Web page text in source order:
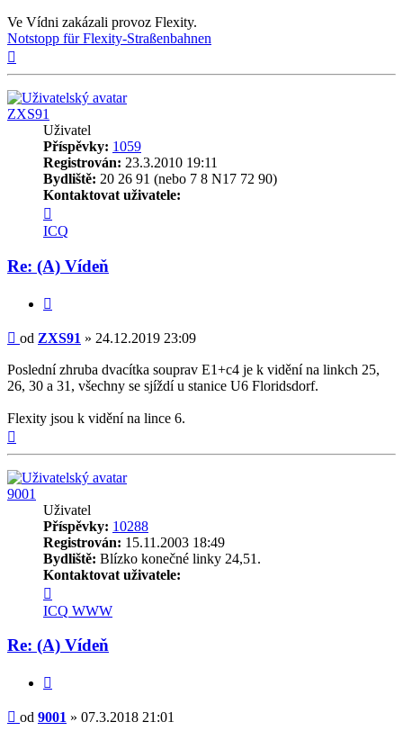
Ve Vídni zakázali provoz Flexity.
Notstopp für Flexity-Straßenbahnen
ZXS91
Uživatel
Příspěvky: 1059
Registrován: 23.3.2010 19:11
Bydliště: 20 26 91 (nebo 7 8 N17 72 90)
Kontaktovat uživatele:
uživatele
ZXS91
ICQ
Re: (A) Vídeň
Příspěvek
od ZXS91 » 24.12.2019 23:09
Poslední zhruba dvacítka souprav E1+c4 je k vidění na linkch 25,
26, 30 a 31, všechny se sjíždí u stanice U6 Floridsdorf.
Flexity jsou k vidění na lince 6.
9001
Uživatel
Příspěvky: 10288
Registrován: 15.11.2003 18:49
Bydliště: Blízko konečné linky 24,51.
Kontaktovat uživatele:
uživatele
9001
ICQ WWW
Re: (A) Vídeň
Příspěvek
od 9001 » 07.3.2018 21:01